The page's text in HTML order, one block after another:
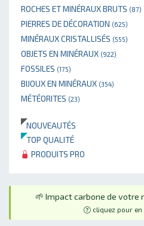
ROCHES ET MINÉRAUX BRUTS (87)
PIERRES DE DÉCORATION (625)
MINÉRAUX CRISTALLISÉS (555)
OBJETS EN MINÉRAUX (922)
FOSSILES (175)
BIJOUX EN MINÉRAUX (354)
MÉTÉORITES (23)
NOUVEAUTÉS
TOP QUALITÉ
PRODUITS PRO
🌱 Impact carbone de votre
cliquez pour en